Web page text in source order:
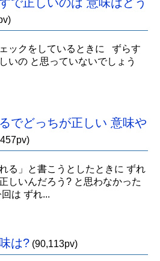
ックをしているときに ずらす
いの と思っていないでしょう
でどっちが正しい 意味や
る」と書こうとしたときに ずれ
しいんだろう? と思わなかった
は ずれ...
は? (90,113pv)